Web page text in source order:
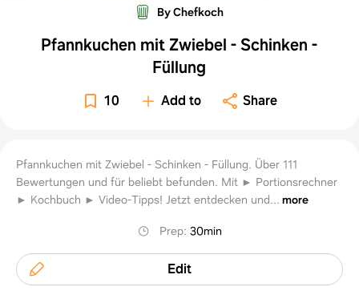
By Chefkoch
Pfannkuchen mit Zwiebel - Schinken -
Füllung
10 Add to Share
Pfannkuchen mit Zwiebel - Schinken - Füllung. Über 111
Bewertungen und für beliebt befunden. Mit ► Portionsrechner
► Kochbuch ► Video-Tipps! Jetzt entdecken und... more
Prep: 30min
Edit